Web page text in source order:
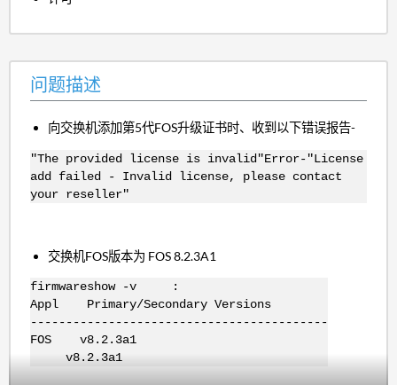
问题描述
向交换机添加第5代FOS升级证书时、收到以下错误报告-
"The provided license is invalid"Error-"License
add failed - Invalid license, please contact
your reseller"
交换机FOS版本为 FOS 8.2.3A1
firmwareshow -v :
Appl Primary/Secondary Versions
------------------------------------------
FOS v8.2.3a1
v8.2.3a1